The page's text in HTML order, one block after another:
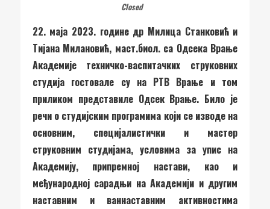
Closed
22. маја 2023. године др Милица Станковић и
Тијана Милановић, маст.биол. са Одсека Врање
Академије техничко-васпитачких струковних
студија гостовале су на РТВ Врање и том
приликом представиле Одсек Врање. Било је
речи о студијским програмима који се изводе на
основним, специјалистички и мастер
струковним студијама, условима за упис на
Академију, припремној настави, као и
међународној сарадњи на Академији и другим
наставним и ваннаставним активностима